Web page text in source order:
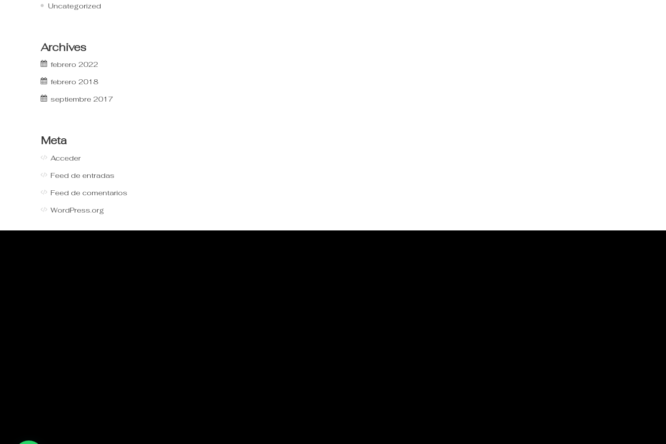
Uncategorized
Archives
febrero 2022
febrero 2018
septiembre 2017
Meta
Acceder
Feed de entradas
Feed de comentarios
WordPress.org